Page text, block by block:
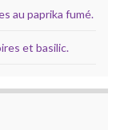
au paprika fumé.
et basilic.